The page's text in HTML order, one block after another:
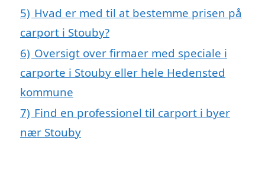
5) Hvad er med til at bestemme prisen på
carport i Stouby?
6) Oversigt over firmaer med speciale i
carporte i Stouby eller hele Hedensted
kommune
7) Find en professionel til carport i byer
nær Stouby